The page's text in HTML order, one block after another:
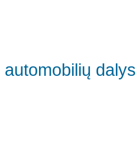
automobilių dalys